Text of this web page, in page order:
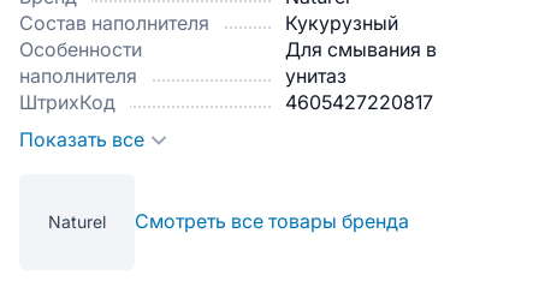
Состав наполнителя
Кукурузный
Особенности
наполнителя
Для смывания в
унитаз
ШтрихКод
4605427220817
Показать все
Naturel Смотреть все товары бренда